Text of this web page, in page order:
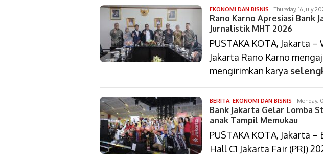
EKONOMI DAN BISNIS isa
bustomi
Thursday, 16 July
Rano Karno Apresiasi Bank
Jurnalistik MHT 2026
PUSTAKA KOTA, Jakarta
Jakarta Rano Karno
mengirimkan karya
BERITA, EKONOMI DAN BISNIS isa
bustomi
Monday,
Bank Jakarta Gelar Lomba
anak Tampil Memukau
PUSTAKA KOTA, Jakarta
Hall C1 Jakarta Fair (PRJ)